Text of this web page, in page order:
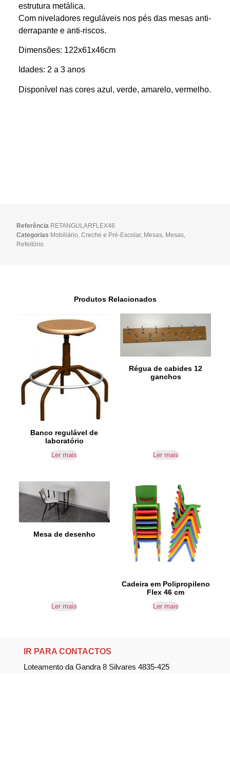
estrutura metálica.
Com niveladores reguláveis nos pés das mesas anti-
derrapante e anti-riscos.
Dimensões: 122x61x46cm
Idades: 2 a 3 anos
Disponível nas cores azul, verde, amarelo, vermelho.
Referência RETANGULARFLEX46
Categorias Mobiliário ,Creche e Pré-Escolar, Mesas Mesas
Refeitório
Produtos Relacionados
Banco regulável de
laboratório
Ler mais
Régua de cabides 12
ganchos
Ler mais
Mesa de desenho
Ler mais
Cadeira em Polipropileno
Flex 46 cm
Ler mais
IR PARA CONTACTOS
Loteamento da Gandra 8 Silvares 4835-425